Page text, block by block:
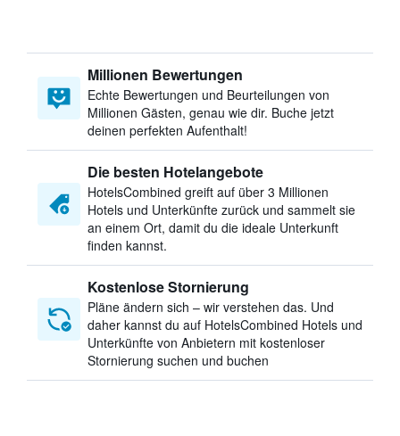
Millionen Bewertungen
Echte Bewertungen und Beurteilungen von
Millionen Gästen, genau wie dir. Buche jetzt
deinen perfekten Aufenthalt!
Die besten Hotelangebote
HotelsCombined greift auf über 3 Millionen
Hotels und Unterkünfte zurück und sammelt sie
an einem Ort, damit du die ideale Unterkunft
finden kannst.
Kostenlose Stornierung
Pläne ändern sich – wir verstehen das. Und
daher kannst du auf HotelsCombined Hotels und
Unterkünfte von Anbietern mit kostenloser
Stornierung suchen und buchen